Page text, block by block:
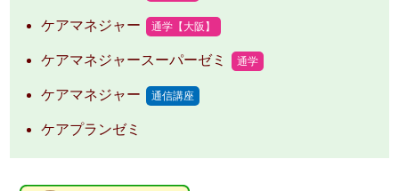
ケアマネジャー 通学【大阪】
ケアマネジャースーパーゼミ 通学
ケアマネジャー 通信講座
ケアプランゼミ